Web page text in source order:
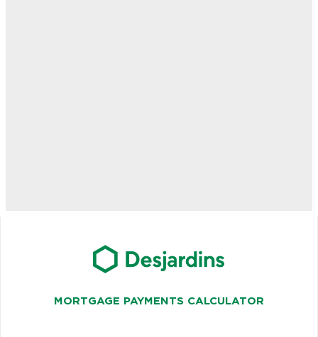
MORTGAGE PAYMENTS CALCULATOR